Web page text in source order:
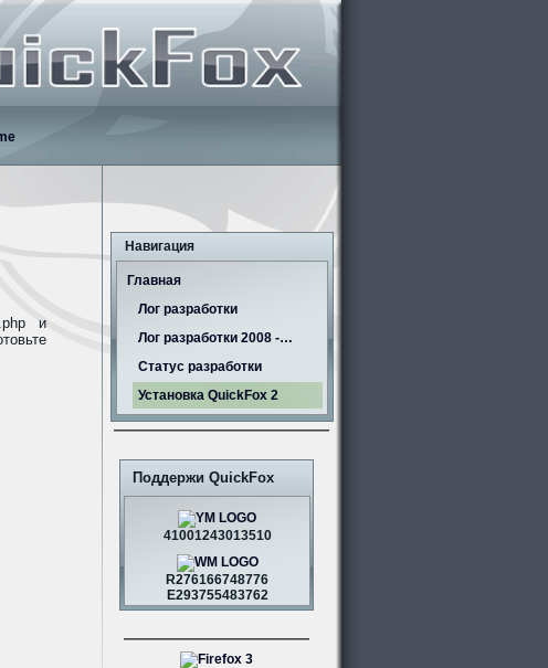
и
Навигация
Главная
Лог разработки
Лог разработки 2008 -…
Статус разработки
Установка QuickFox 2
Поддержи QuickFox
41001243013510
R276166748776
E293755483762